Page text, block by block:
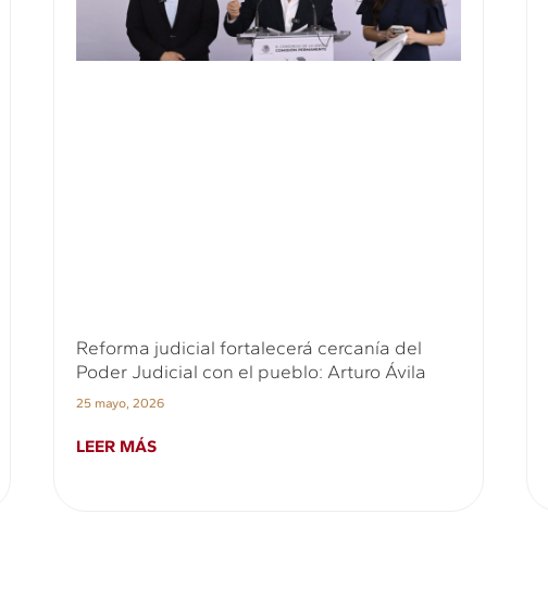
Reforma judicial fortalecerá cercanía del
Poder Judicial con el pueblo: Arturo Ávila
25 mayo, 2026
LEER MÁS